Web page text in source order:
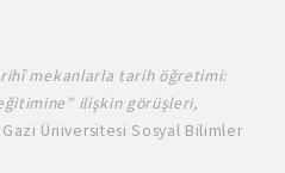
mekanlarla tarih öğretimi:
ilişkin görüşleri,
Üniversitesi Sosyal Bilimler